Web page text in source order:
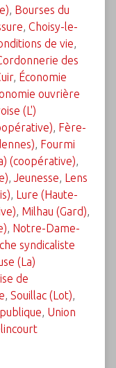
, Bourses du
, Choisy-le-
de vie,
des
, Économie
ouvrière
(L')
, Fère-
, Fourmi
(coopérative),
, Jeunesse, Lens
, Lure (Haute-
, Milhau (Gard),
, Notre-Dame-
syndicaliste
(La)
de
, Souillac (Lot),
, Union